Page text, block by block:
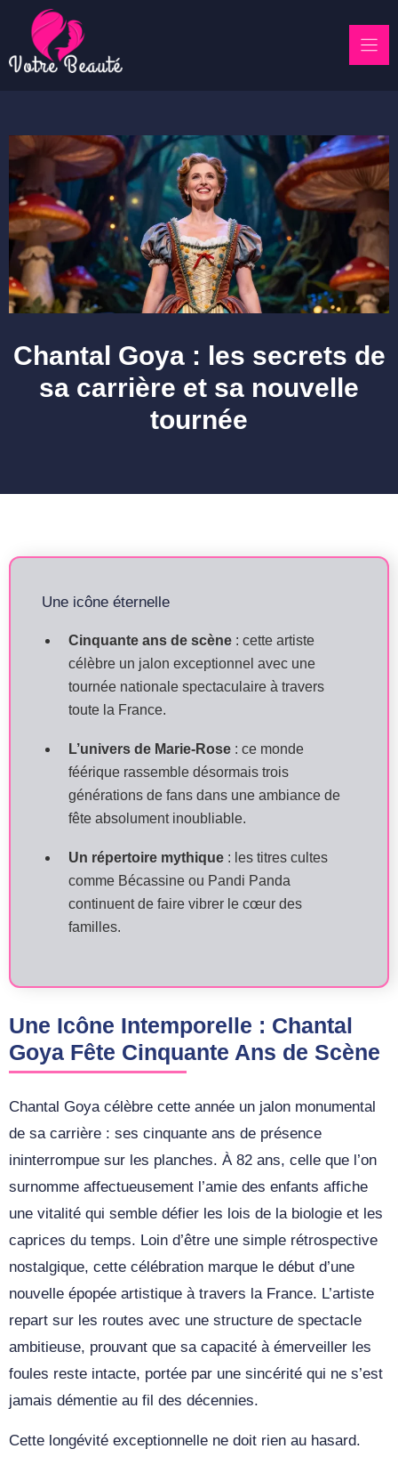
content
Chantal Goya : les secrets de
sa carrière et sa nouvelle
tournée
Une icône éternelle
Cinquante ans de scène : cette artiste
célèbre un jalon exceptionnel avec une
tournée nationale spectaculaire à travers
toute la France.
L’univers de Marie-Rose : ce monde
féérique rassemble désormais trois
générations de fans dans une ambiance de
fête absolument inoubliable.
Un répertoire mythique : les titres cultes
comme Bécassine ou Pandi Panda
continuent de faire vibrer le cœur des
familles.
Une Icône Intemporelle : Chantal
Goya Fête Cinquante Ans de Scène
Chantal Goya célèbre cette année un jalon monumental
de sa carrière : ses cinquante ans de présence
ininterrompue sur les planches. À 82 ans, celle que l’on
surnomme affectueusement l’amie des enfants affiche
une vitalité qui semble défier les lois de la biologie et les
caprices du temps. Loin d’être une simple rétrospective
nostalgique, cette célébration marque le début d’une
nouvelle épopée artistique à travers la France. L’artiste
repart sur les routes avec une structure de spectacle
ambitieuse, prouvant que sa capacité à émerveiller les
foules reste intacte, portée par une sincérité qui ne s’est
jamais démentie au fil des décennies.
Cette longévité exceptionnelle ne doit rien au hasard.